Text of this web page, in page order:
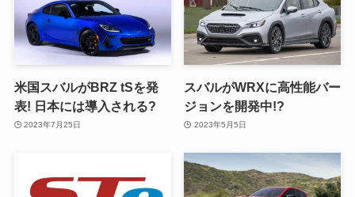
米国スバルがBRZ tSを発
表! 日本には導入される?
2023年7月25日
スバルがWRXに高性能バー
ジョンを開発中!?
2023年5月5日